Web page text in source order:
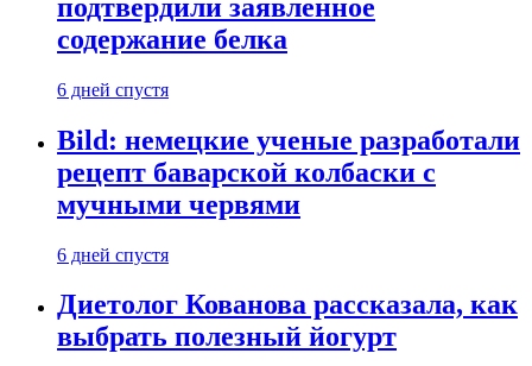
подтвердили заявленное
содержание белка
6 дней спустя
Bild: немецкие ученые разработали
рецепт баварской колбаски с
мучными червями
6 дней спустя
Диетолог Кованова рассказала, как
выбрать полезный йогурт